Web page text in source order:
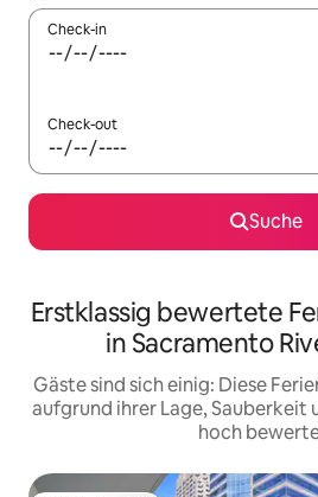
Check-in
Check-out
Suche
Erstklassig bewertete
in Sacramento
Gäste sind sich einig: Diese
aufgrund ihrer Lage, Sauberkeit
hoch